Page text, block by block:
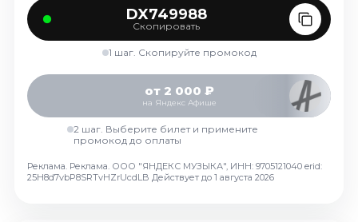
Декабрь 2026
Январь 2027
Сентябрь 2026
Октябрь 2026
Август 2026
DX749988
Скопировать
1 шаг. Скопируйте промокод
от 2 000 ₽
на Яндекс Афише
2 шаг. Выберите билет и примените
промокод до оплаты
Реклама. Реклама. ООО "ЯНДЕКС МУЗЫКА", ИНН: 9705121040 erid:
25H8d7vbP8SRTvHZrUcdLB Действует до 1 августа 2026